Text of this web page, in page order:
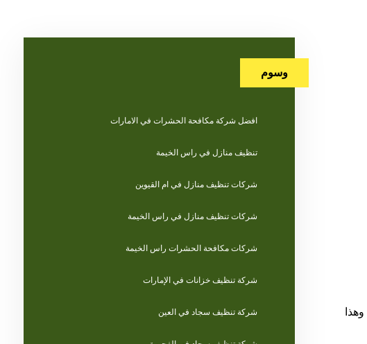
وهذا
وسوم
افضل شركة مكافحة الحشرات في الامارات
تنظيف منازل في راس الخيمة
شركات تنظيف منازل في ام القيوين
شركات تنظيف منازل في راس الخيمة
شركات مكافحة الحشرات راس الخيمة
شركة تنظيف خزانات في الإمارات
شركة تنظيف سجاد في العين